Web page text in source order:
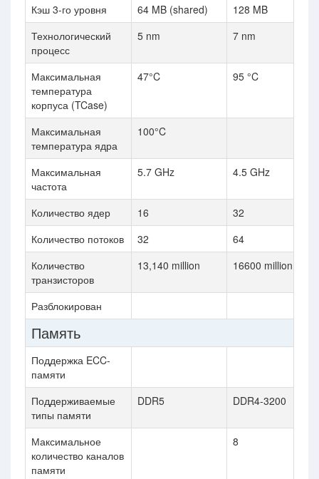
Кэш 3-го уровня 64 MB (shared)
128 MB
Технологический
процесс
5 nm 7 nm
Максимальная
температура
корпуса (TCase)
47°C 95 °C
Максимальная
температура ядра
100°C
Максимальная
частота
5.7 GHz 4.5 GHz
Количество ядер 16
32
Количество потоков
32
64
Количество
транзисторов
13,140 million 16600 million
Разблокирован
Память
Поддержка ECC-
памяти
Поддерживаемые
типы памяти
DDR5 DDR4-3200
Максимальное
количество каналов
памяти
8